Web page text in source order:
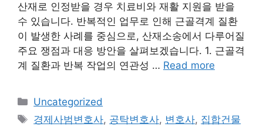
산재로 인정받을 경우 치료비와 재활 지원을 받을
수 있습니다. 반복적인 업무로 인해 근골격계 질환
이 발생한 사례를 중심으로, 산재소송에서 다루어질
주요 쟁점과 대응 방안을 살펴보겠습니다. 1. 근골격
계 질환과 반복 작업의 연관성 … Read more
Categories
Uncategorized
Tags
경제사범변호사, 공탁변호사, 변호사, 집합건물